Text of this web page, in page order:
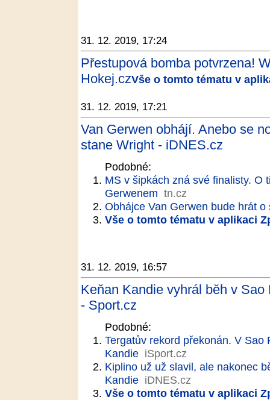
31. 12. 2019, 17:24
Přestupová bomba potvrzena!
Hokej.czVše o tomto tématu v
31. 12. 2019, 17:21
Van Gerwen obhájí. Anebo se
stane Wright - iDNES.cz
Podobné:
MS v šipkách zná své finalisty. O
Gerwenem tn.cz
Obhájce Van Gerwen bude hrát
Vše o tomto tématu v aplikaci
31. 12. 2019, 16:57
Keňan Kandie vyhrál běh v
- Sport.cz
Podobné:
Tergatův rekord překonán. V Sao
Kandie iSport.cz
Kiplino už už slavil, ale nakonec
Kandie iDNES.cz
Vše o tomto tématu v aplikaci